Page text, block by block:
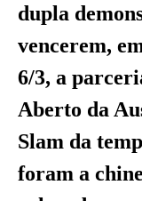
dupla
vencerem,
6/3, a
Aberto da
Slam da
foram a